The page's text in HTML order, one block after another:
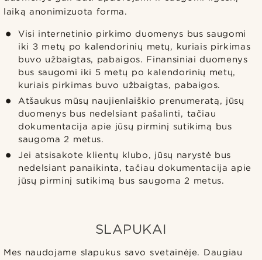
laiką anonimizuota forma.
Visi internetinio pirkimo duomenys bus saugomi
iki 3 metų po kalendorinių metų, kuriais pirkimas
buvo užbaigtas, pabaigos. Finansiniai duomenys
bus saugomi iki 5 metų po kalendorinių metų,
kuriais pirkimas buvo užbaigtas, pabaigos.
Atšaukus mūsų naujienlaiškio prenumeratą, jūsų
duomenys bus nedelsiant pašalinti, tačiau
dokumentacija apie jūsų pirminį sutikimą bus
saugoma 2 metus.
Jei atsisakote klientų klubo, jūsų narystė bus
nedelsiant panaikinta, tačiau dokumentacija apie
jūsų pirminį sutikimą bus saugoma 2 metus.
SLAPUKAI
Mes naudojame slapukus savo svetainėje. Daugiau